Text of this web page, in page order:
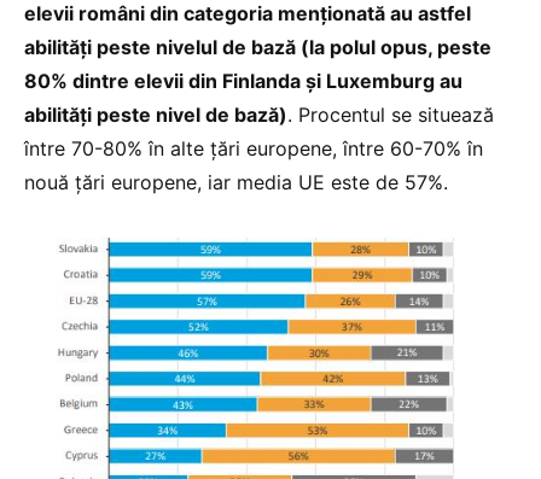
elevii români din categoria menționată au astfel
abilități peste nivelul de bază (la polul opus, peste
80% dintre elevii din Finlanda și Luxemburg au
abilități peste nivel de bază). Procentul se situează
între 70-80% în alte țări europene, între 60-70% în
nouă țări europene, iar media UE este de 57%.